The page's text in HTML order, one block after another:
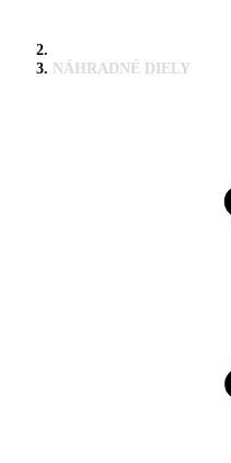
NÁHRADNÉ DIELY